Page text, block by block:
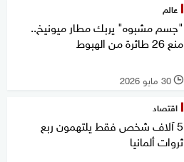
عالم
"جسم مشبوه" يربك مطار ميونيخ..
منع 26 طائرة من الهبوط
l 30 مايو 2026
اقتصاد
5 آلاف شخص فقط يلتهمون ربع
ثروات ألمانيا